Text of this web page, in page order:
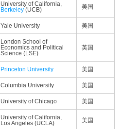
University of California,
Berkeley (UCB) 美国
Yale University 美国
London School of
Economics and Political
Science (LSE)
英国
Princeton University 美国
Columbia University 美国
University of Chicago 美国
University of California,
Los Angeles (UCLA)
美国